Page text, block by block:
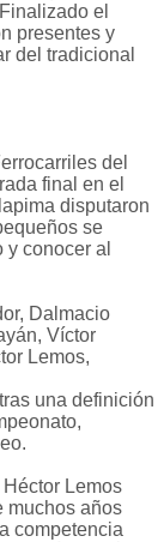
el
presentes y
del tradicional
del
final en el
disputaron
se
conocer al
Dalmacio
Víctor
Lemos,
una definición
Lemos
muchos años
competencia